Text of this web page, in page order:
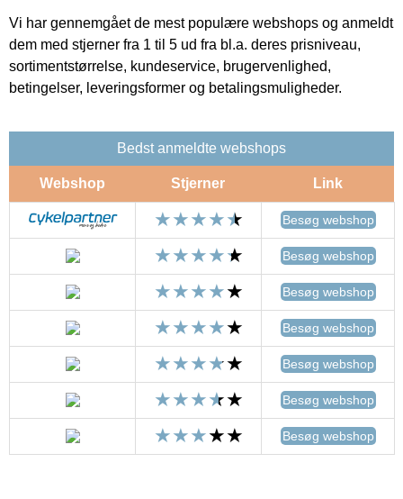
Vi har gennemgået de mest populære webshops og anmeldt
dem med stjerner fra 1 til 5 ud fra bl.a. deres prisniveau,
sortimentstørrelse, kundeservice, brugervenlighed,
betingelser, leveringsformer og betalingsmuligheder.
Bedst anmeldte webshops
Webshop Stjerner Link
Besøg webshop
Besøg webshop
Besøg webshop
Besøg webshop
Besøg webshop
Besøg webshop
Besøg webshop